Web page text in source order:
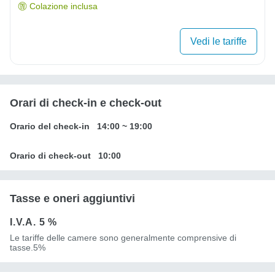
Colazione inclusa
Vedi le tariffe
Orari di check-in e check-out
Orario del check-in 14:00 ~ 19:00
Orario di check-out 10:00
Tasse e oneri aggiuntivi
I.V.A. 5 %
Le tariffe delle camere sono generalmente comprensive di
tasse.5%